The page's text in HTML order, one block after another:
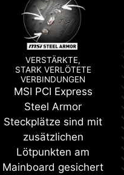
VERSTÄRKTE,
STARK VERLÖTETE
VERBINDUNGEN
MSI PCI Express
Steel Armor
Steckplätze sind mit
zusätzlichen
Lötpunkten am
Mainboard gesichert
5
heraus! Das MSI-
ausgelegt ist
von